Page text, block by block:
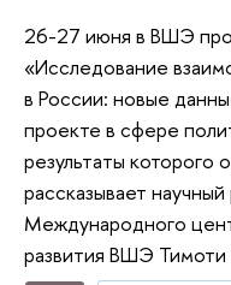
26-27 июня в ВШЭ
«Исследование
в России: новые
проекте в сфере
результаты
рассказывает
Международного
развития ВШЭ